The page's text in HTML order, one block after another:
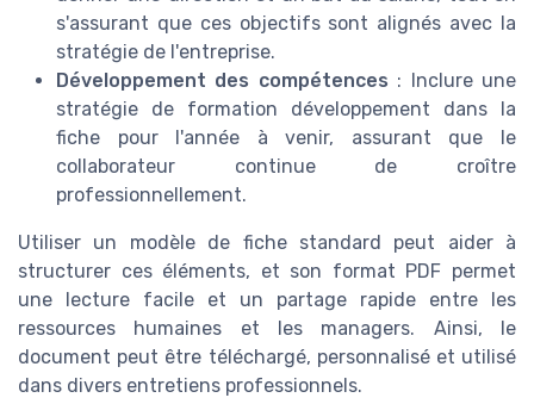
s'assurant que ces objectifs sont alignés avec la
stratégie de l'entreprise.
Développement des compétences : Inclure une
stratégie de formation développement dans la
fiche pour l'année à venir, assurant que le
collaborateur continue de croître
professionnellement.
Utiliser un modèle de fiche standard peut aider à
structurer ces éléments, et son format PDF permet
une lecture facile et un partage rapide entre les
ressources humaines et les managers. Ainsi, le
document peut être téléchargé, personnalisé et utilisé
dans divers entretiens professionnels.